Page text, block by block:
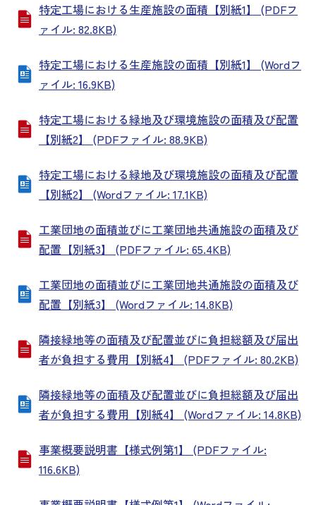
特定工場における生産施設の面積【別紙1】 (PDFフ
ァイル: 82.8KB)
特定工場における生産施設の面積【別紙1】 (Wordフ
ァイル: 16.9KB)
特定工場における緑地及び環境施設の面積及び配置
【別紙2】 (PDFファイル: 88.9KB)
特定工場における緑地及び環境施設の面積及び配置
【別紙2】 (Wordファイル: 17.1KB)
工業団地の面積並びに工業団地共通施設の面積及び
配置【別紙3】 (PDFファイル: 65.4KB)
工業団地の面積並びに工業団地共通施設の面積及び
配置【別紙3】 (Wordファイル: 14.8KB)
隣接緑地等の面積及び配置並びに負担総額及び届出
者が負担する費用【別紙4】 (PDFファイル: 80.2KB)
隣接緑地等の面積及び配置並びに負担総額及び届出
者が負担する費用【別紙4】 (Wordファイル: 14.8KB)
事業概要説明書【様式例第1】 (PDFファイル:
116.6KB)